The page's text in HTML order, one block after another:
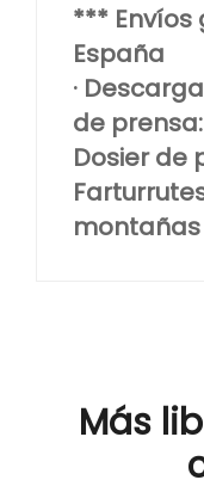
***
España
·
de prensa:
Dosier de
montañas
Más